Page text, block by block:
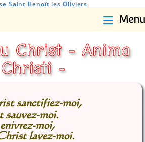
Saint Benoît les Oliviers
Menu
Christ - Anima
Christi -
sanctifiez-moi,
sauvez-moi.
moi,
lavez-moi.